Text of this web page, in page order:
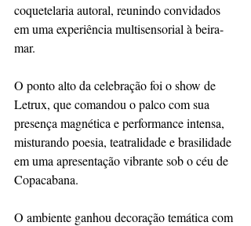
coquetelaria autoral, reunindo convidados
em uma experiência multisensorial à beira-
mar.
O ponto alto da celebração foi o show de
Letrux, que comandou o palco com sua
presença magnética e performance intensa,
misturando poesia, teatralidade e brasilidade
em uma apresentação vibrante sob o céu de
Copacabana.
O ambiente ganhou decoração temática com